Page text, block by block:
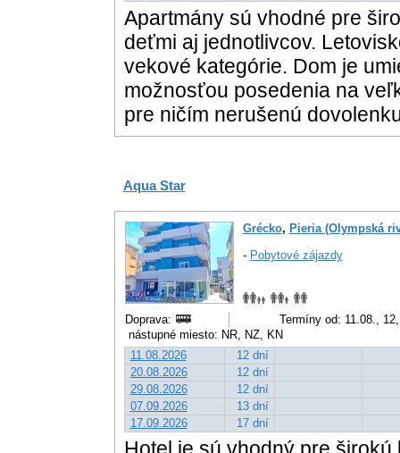
Apartmány sú vhodné pre
deťmi aj jednotlivcov.
vekové kategórie. Dom je
možnosťou posedenia na
pre ničím nerušenú
Aqua Star
Grécko, Pieria (Olympská
- Pobytové zájazdy
Doprava:
Termíny od: 11.08.,
nástupné miesto: NR, NZ, KN
11.08.2026
12 dní
20.08.2026
12 dní
29.08.2026
12 dní
07.09.2026
13 dní
17.09.2026
17 dní